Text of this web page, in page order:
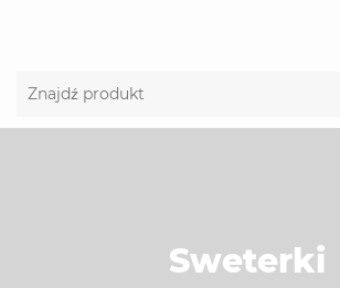
Sweterki